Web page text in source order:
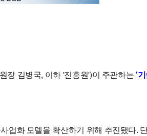
장 김병국, 이하 '진흥원')이 주관하는'
업화 모델을 확산하기 위해 추진됐다.